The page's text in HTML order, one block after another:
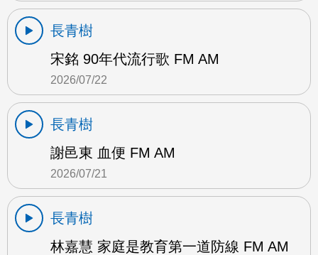
長青樹
宋銘 90年代流行歌 FM AM
2026/07/22
長青樹
謝邑東 血便 FM AM
2026/07/21
長青樹
林嘉慧 家庭是教育第一道防線 FM AM